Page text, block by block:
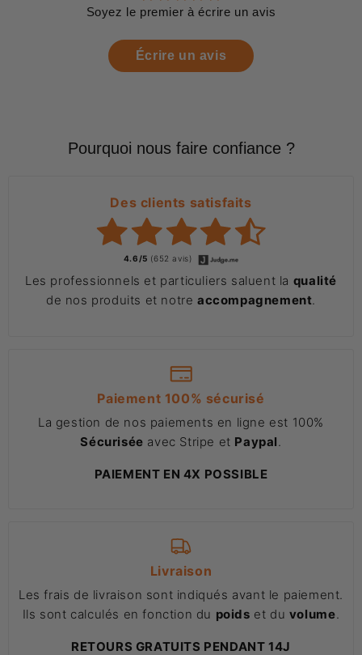
Soyez le premier à écrire un avis
Écrire un avis
Pourquoi nous faire confiance ?
Des clients satisfaits
4.6/5 (652 avis)
Les professionnels et particuliers saluent la qualité
de nos produits et notre accompagnement
Paiement 100% sécurisé
La gestion de nos paiements en ligne est 100%
Sécurisée avec Stripe et Paypal
PAIEMENT EN 4X POSSIBLE
Livraison
Les frais de livraison sont indiqués avant le paiement.
Ils sont calculés en fonction du poids et du volume
RETOURS GRATUITS PENDANT 14J